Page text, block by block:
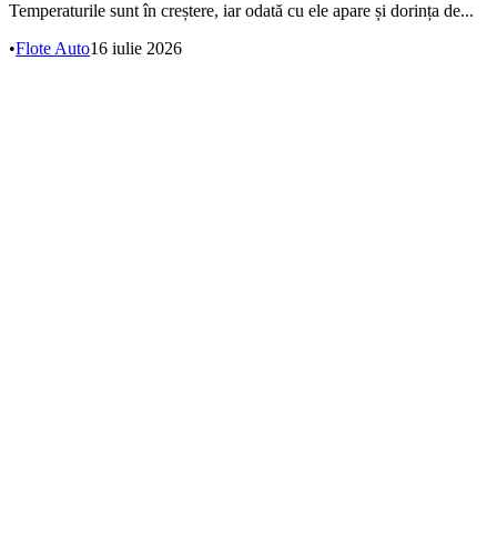
Temperaturile sunt în creștere, iar odată cu ele apare și dorința de...
•Flote Auto16 iulie 2026